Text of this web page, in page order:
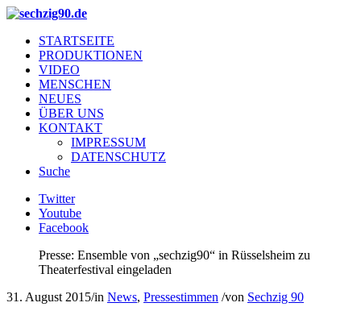
STARTSEITE
PRODUKTIONEN
VIDEO
MENSCHEN
NEUES
ÜBER UNS
KONTAKT
IMPRESSUM
DATENSCHUTZ
Suche
Twitter
Youtube
Facebook
Presse: Ensemble von „sechzig90“ in Rüsselsheim zu
Theaterfestival eingeladen
31. August 2015/in News, Pressestimmen /von Sechzig 90